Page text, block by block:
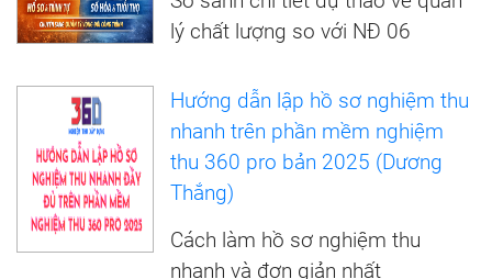
lý chất lượng so với NĐ 06
Hướng dẫn lập hồ sơ nghiệm thu
nhanh trên phần mềm nghiệm
thu 360 pro bản 2025 (Dương
Thắng)
Cách làm hồ sơ nghiệm thu
nhanh và đơn giản nhất